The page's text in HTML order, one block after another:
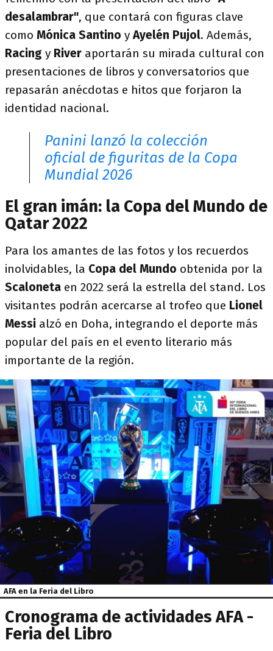
desalambrar", que contará con figuras clave
como Mónica Santino yAyelén Pujol. Además,
Racing y River aportarán su mirada cultural con
presentaciones de libros y conversatorios que
repasarán anécdotas e hitos que forjaron la
identidad nacional.
Panini lanzó la colección
oficial de figuritas de la Copa
Mundial 2026
El gran imán: la Copa del Mundo de
Qatar 2022
Para los amantes de las fotos y los recuerdos
inolvidables, la Copa del Mundo obtenida por la
Scaloneta en 2022 será la estrella del stand. Los
visitantes podrán acercarse al trofeo que Lionel
Messi alzó en Doha, integrando el deporte más
popular del país en el evento literario más
importante de la región.
AFA en la Feria del Libro
Cronograma de actividades AFA -
Feria del Libro